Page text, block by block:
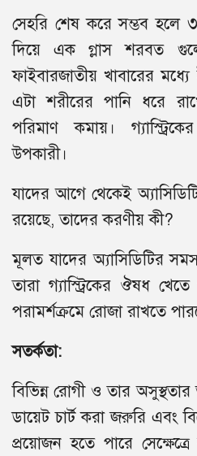
সেহরি শেষ করে সম্ভব হলে
দিয়ে এক গ্লাস শরবত
ফাইবারজাতীয় খাবারের
এটা শরীরের পানি ধরে
পরিমাণ কমায়।
উপকারী।
যাদের আগে থেকেই অ্যাসিডিটি
রয়েছে, তাদের করণীয় কী?
মূলত যাদের অ্যাসিডিটির
তারা গ্যাস্ট্রিকের ঔষধ
পরামর্শক্রমে রোজা রাখতে
সতর্কতা:
বিভিন্ন রোগী ও তার অসুস্থতার
ডায়েট চার্ট করা জরুরি এবং
প্রয়োজন হতে পারে